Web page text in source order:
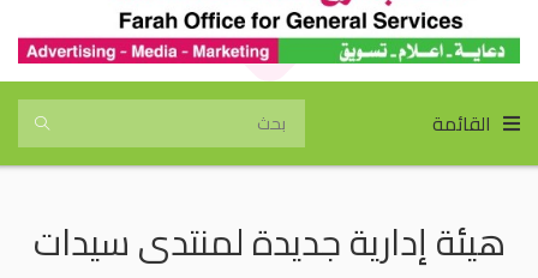
القائمة
‏هيئة إدارية جديدة لمنتدى سيدات